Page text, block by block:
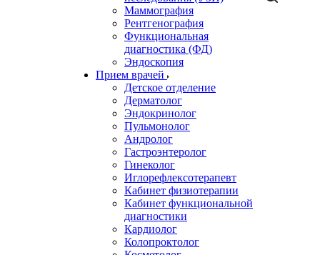
Маммография
Рентгенография
Функциональная
диагностика (ФД)
Эндоскопия
Прием врачей
Детское отделение
Дерматолог
Эндокринолог
Пульмонолог
Андролог
Гастроэнтеролог
Гинеколог
Иглорефлексотерапевт
Кабинет физиотерапии
Кабинет функциональной
диагностики
Кардиолог
Колопроктолог